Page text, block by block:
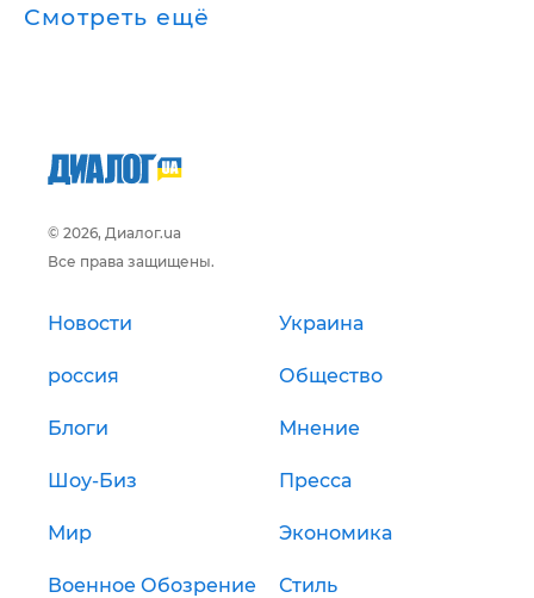
Смотреть ещё
© 2026, Диалог.ua
Все права защищены.
Новости Украина
россия Общество
Блоги Мнение
Шоу-Биз Пресса
Мир Экономика
Военное Обозрение Стиль